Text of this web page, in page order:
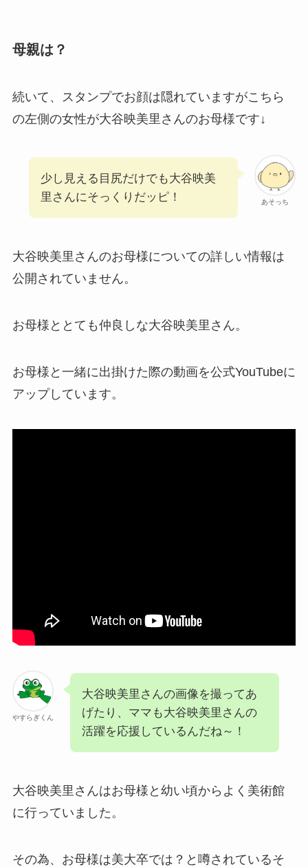
母親は？
続いて、スタンプでお顔は隠れていますがこちら
の左側の女性が大谷映美里さんのお母様です↓
あそっち
少し見える目尻だけでも大谷映美
里さんにそっくりだッピ！
大谷映美里さんのお母様についての詳しい情報は
公開されていません。
お母様ととても仲良しな大谷映美里さん。
お母様と一緒に出掛けた際の動画を公式YouTubeに
アップしています。
やすらぎくん
大谷映美里さんの画像を撮ってあ
げたり、ママも大谷映美里さんの
活躍を応援しているんだね～！
大谷映美里さんはお母様と幼い頃からよく美術館
に行っていました。
その為、お母様は美大卒では？と噂されているそ